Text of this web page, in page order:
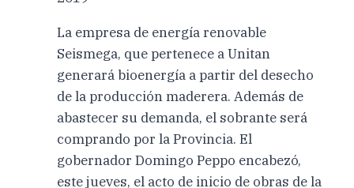
La empresa de energía renovable
Seismega, que pertenece a Unitan
generará bioenergía a partir del desecho
de la producción maderera. Además de
abastecer su demanda, el sobrante será
comprando por la Provincia. El
gobernador Domingo Peppo encabezó,
este jueves, el acto de inicio de obras de la